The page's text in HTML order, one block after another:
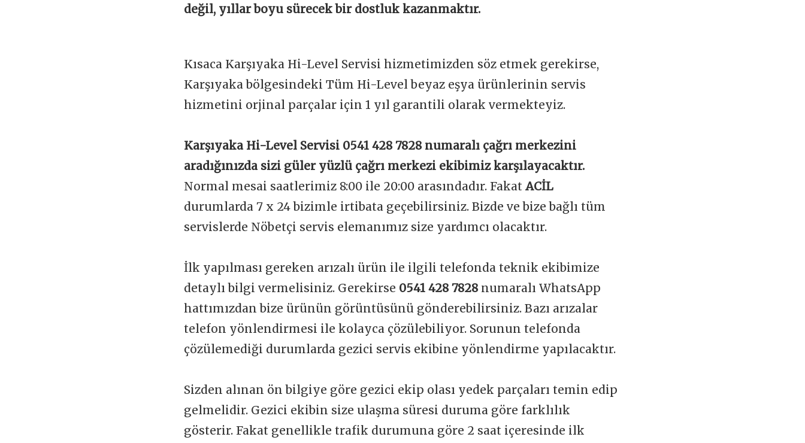
değil, yıllar boyu sürecek bir dostluk kazanmaktır.
Kısaca Karşıyaka Hi-Level Servisi hizmetimizden söz etmek gerekirse,
Karşıyaka bölgesindeki Tüm Hi-Level beyaz eşya ürünlerinin servis
hizmetini orjinal parçalar için 1 yıl garantili olarak vermekteyiz.
Karşıyaka Hi-Level Servisi 0541 428 7828 numaralı çağrı merkezini
aradığınızda sizi güler yüzlü çağrı merkezi ekibimiz karşılayacaktır.
Normal mesai saatlerimiz 8:00 ile 20:00 arasındadır. Fakat ACİL
durumlarda 7 x 24 bizimle irtibata geçebilirsiniz. Bizde ve bize bağlı tüm
servislerde Nöbetçi servis elemanımız size yardımcı olacaktır.
İlk yapılması gereken arızalı ürün ile ilgili telefonda teknik ekibimize
detaylı bilgi vermelisiniz. Gerekirse 0541 428 7828 numaralı WhatsApp
hattımızdan bize ürünün görüntüsünü gönderebilirsiniz. Bazı arızalar
telefon yönlendirmesi ile kolayca çözülebiliyor. Sorunun telefonda
çözülemediği durumlarda gezici servis ekibine yönlendirme yapılacaktır.
Sizden alınan ön bilgiye göre gezici ekip olası yedek parçaları temin edip
gelmelidir. Gezici ekibin size ulaşma süresi duruma göre farklılık
gösterir. Fakat genellikle trafik durumuna göre 2 saat içeresinde ilk